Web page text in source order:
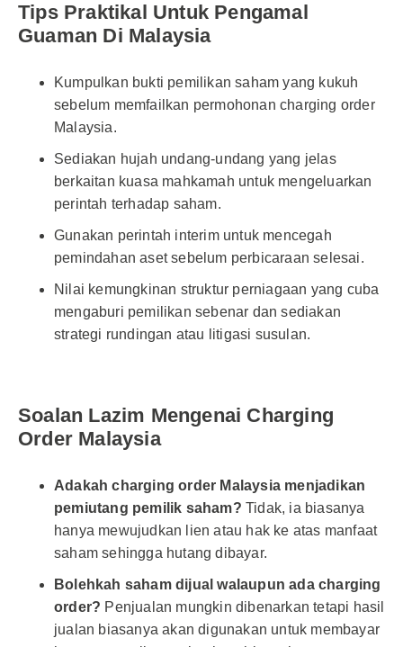
Tips Praktikal Untuk Pengamal
Guaman Di Malaysia
Kumpulkan bukti pemilikan saham yang kukuh
sebelum memfailkan permohonan charging order
Malaysia.
Sediakan hujah undang-undang yang jelas
berkaitan kuasa mahkamah untuk mengeluarkan
perintah terhadap saham.
Gunakan perintah interim untuk mencegah
pemindahan aset sebelum perbicaraan selesai.
Nilai kemungkinan struktur perniagaan yang cuba
mengaburi pemilikan sebenar dan sediakan
strategi rundingan atau litigasi susulan.
Soalan Lazim Mengenai Charging
Order Malaysia
Adakah charging order Malaysia menjadikan
pemiutang pemilik saham? Tidak, ia biasanya
hanya mewujudkan lien atau hak ke atas manfaat
saham sehingga hutang dibayar.
Bolehkah saham dijual walaupun ada charging
order? Penjualan mungkin dibenarkan tetapi hasil
jualan biasanya akan digunakan untuk membayar